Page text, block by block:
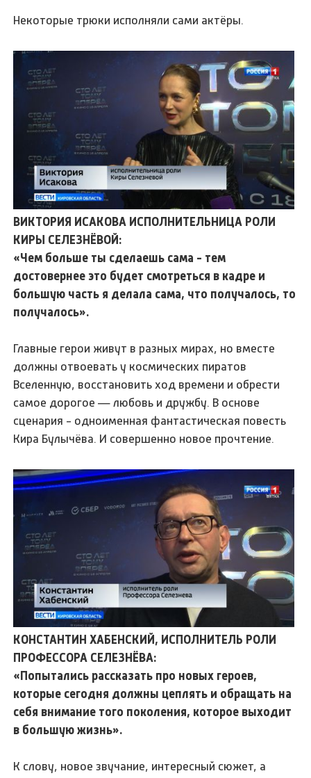
Некоторые трюки исполняли сами актёры.
ВИКТОРИЯ ИСАКОВА ИСПОЛНИТЕЛЬНИЦА РОЛИ
КИРЫ СЕЛЕЗНЁВОЙ:
«Чем больше ты сделаешь сама - тем
достовернее это будет смотреться в кадре и
большую часть я делала сама, что получалось, то
получалось».
Главные герои живут в разных мирах, но вместе
должны отвоевать у космических пиратов
Вселенную, восстановить ход времени и обрести
самое дорогое — любовь и дружбу. В основе
сценария - одноименная фантастическая повесть
Кира Булычёва. И совершенно новое прочтение.
КОНСТАНТИН ХАБЕНСКИЙ, ИСПОЛНИТЕЛЬ РОЛИ
ПРОФЕССОРА СЕЛЕЗНЁВА:
«Попытались рассказать про новых героев,
которые сегодня должны цеплять и обращать на
себя внимание того поколения, которое выходит
в большую жизнь».
К слову, новое звучание, интересный сюжет, а